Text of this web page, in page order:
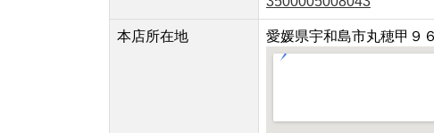
本店所在地 愛媛県宇和島市丸穂甲９